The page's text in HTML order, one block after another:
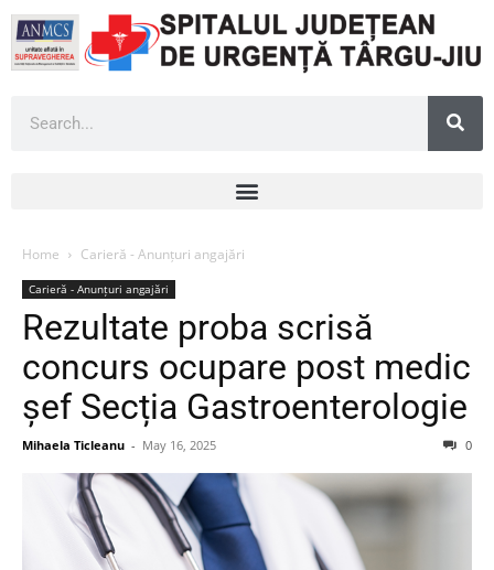
Home Carieră - Anunțuri angajări
Carieră - Anunțuri angajări
Rezultate proba scrisă
concurs ocupare post medic
șef Secția Gastroenterologie
Mihaela Ticleanu - May 16, 2025 0